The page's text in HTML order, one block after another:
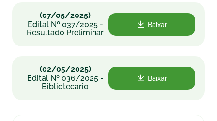
(07/05/2025)
Edital Nº 037/2025 -
Resultado Preliminar
Baixar
(02/05/2025)
Edital Nº 036/2025 -
Bibliotecário
Baixar